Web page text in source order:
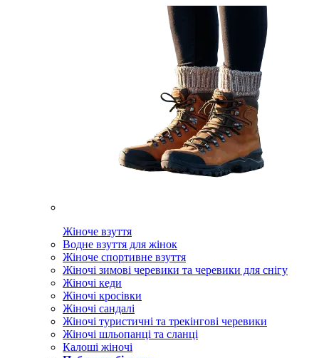
Жіноче взуття
Водне взуття для жінок
Жіноче спортивне взуття
Жіночі зимові черевики та черевики для снігу
Жіночі кеди
Жіночі кросівки
Жіночі сандалі
Жіночі туристичні та трекінгові черевики
Жіночі шльопанці та сланці
Калоші жіночі